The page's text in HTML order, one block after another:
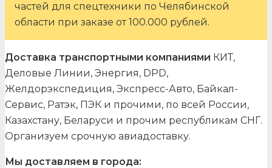
частей для спецтехники по Челябинской
области при заказе от 100.000 рублей.
Доставка транспортными компаниями КИТ,
Деловые Линии, Энергия, DPD,
Желдорэкспедиция, Экспресс-Авто, Байкал-
Сервис, Ратэк, ПЭК и прочими, по всей России,
Казахстану, Беларуси и прочим республикам СНГ.
Организуем срочную авиадоставку.
Мы доставляем в города: